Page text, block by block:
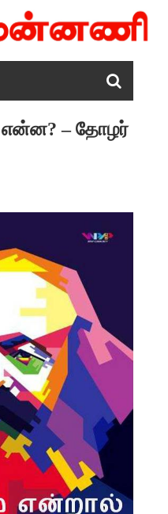
என்ன? – தோழர்